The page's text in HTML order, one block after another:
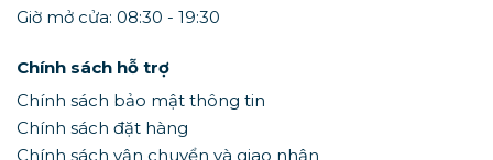
Giờ mở cửa: 08:30 - 19:30
Chính sách hỗ trợ
Chính sách bảo mật thông tin
Chính sách đặt hàng
Chính sách vận chuyển và giao nhận